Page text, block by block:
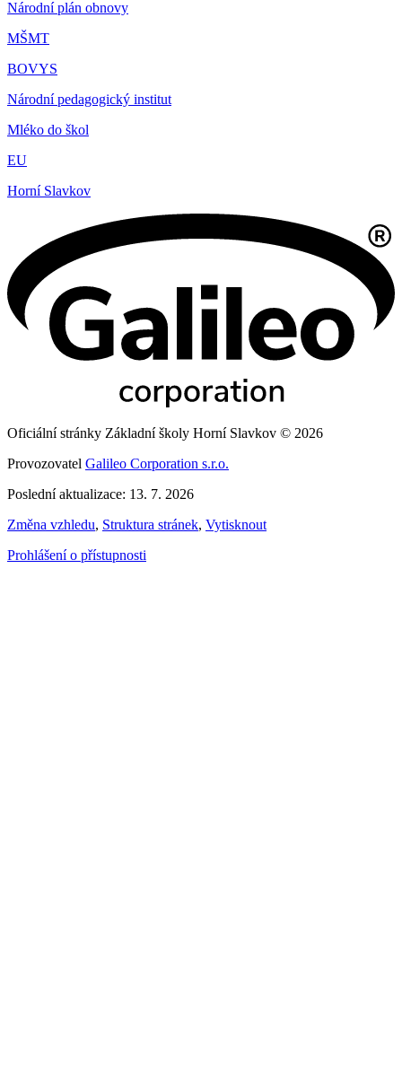
Národní plán obnovy
MŠMT
BOVYS
Národní pedagogický institut
Mléko do škol
EU
Horní Slavkov
Oficiální stránky Základní školy Horní Slavkov © 2026
Provozovatel Galileo Corporation s.r.o.
Poslední aktualizace: 13. 7. 2026
Změna vzhledu, Struktura stránek, Vytisknout
Prohlášení o přístupnosti